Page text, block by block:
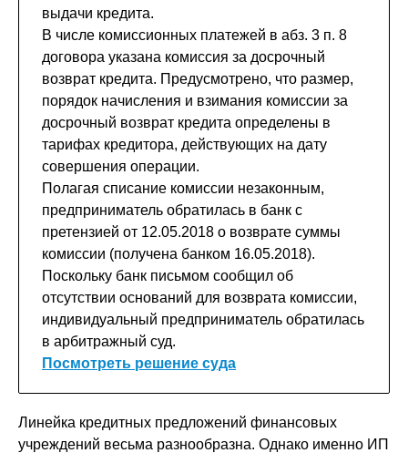
выдачи кредита.
В числе комиссионных платежей в абз. 3 п. 8
договора указана комиссия за досрочный
возврат кредита. Предусмотрено, что размер,
порядок начисления и взимания комиссии за
досрочный возврат кредита определены в
тарифах кредитора, действующих на дату
совершения операции.
Полагая списание комиссии незаконным,
предприниматель обратилась в банк с
претензией от 12.05.2018 о возврате суммы
комиссии (получена банком 16.05.2018).
Поскольку банк письмом сообщил об
отсутствии оснований для возврата комиссии,
индивидуальный предприниматель обратилась
в арбитражный суд.
Посмотреть решение суда
Линейка кредитных предложений финансовых
учреждений весьма разнообразна. Однако именно ИП